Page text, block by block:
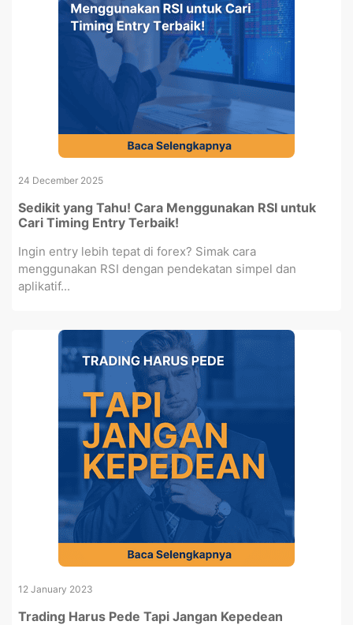
24 December 2025
Sedikit yang Tahu! Cara Menggunakan RSI untuk
Cari Timing Entry Terbaik!
Ingin entry lebih tepat di forex? Simak cara
menggunakan RSI dengan pendekatan simpel dan
aplikatif...
12 January 2023
Trading Harus Pede Tapi Jangan Kepedean